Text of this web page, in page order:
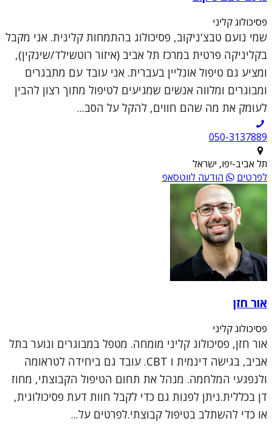
פסיכולוג קליני
שמי נועם טבצ'ניקוב, פסיכולוג בהתמחות קלינית. אני מקבל
בקליניקה פרטית במרכז תל אביב (איזור רוטשילד/שינקין),
ומציע גם טיפול אונליין בעברית. אני עובד עם מתבגרים
ומבוגרים ומלווה אנשים שמגיעים לטיפול מתוך רצון להבין
לעומק את מה שהם חווים, להקל על הסב...
050-3137889
תל אביב-יפו, ישראל
לפרטים
הודעה לווטסאפ
אור חזן
פסיכולוג קליני
אור חזן, פסיכולוג קליני מומחה. מטפל במבוגרים ונוער בתל
אביב, בגישה דינמית ו CBT. עובד גם ביחידה לטראומה
ולנפגעי המלחמה. מנהל את תחום הטיפול הקבוצתי, מחוז
דן בכללית.ניתן לפנות גם כדי לקבל חוות דעת פסיכולוגית,
או כדי להשתלב בטיפול קבוצתי.לפרטים על...